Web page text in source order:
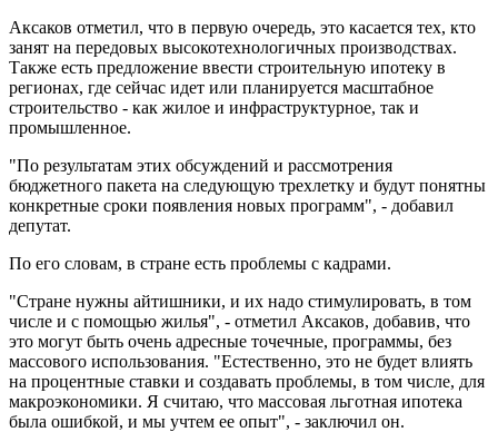
Аксаков отметил, что в первую очередь, это касается тех, кто
занят на передовых высокотехнологичных производствах.
Также есть предложение ввести строительную ипотеку в
регионах, где сейчас идет или планируется масштабное
строительство - как жилое и инфраструктурное, так и
промышленное.
"По результатам этих обсуждений и рассмотрения
бюджетного пакета на следующую трехлетку и будут понятны
конкретные сроки появления новых программ", - добавил
депутат.
По его словам, в стране есть проблемы с кадрами.
"Стране нужны айтишники, и их надо стимулировать, в том
числе и с помощью жилья", - отметил Аксаков, добавив, что
это могут быть очень адресные точечные, программы, без
массового использования. "Естественно, это не будет влиять
на процентные ставки и создавать проблемы, в том числе, для
макроэкономики. Я считаю, что массовая льготная ипотека
была ошибкой, и мы учтем ее опыт", - заключил он.